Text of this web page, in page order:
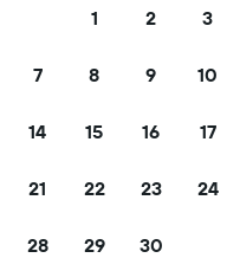
1 2 3
7 8 9 10
14 15 16 17
21 22 23 24
28 29 30